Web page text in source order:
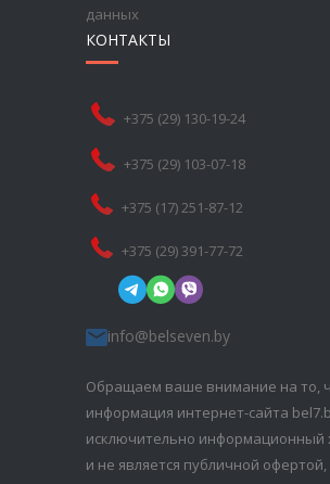
данных
КОНТАКТЫ
+375 (29) 130-19-24
+375 (29) 103-07-18
+375 (17) 251-87-12
+375 (29) 391-77-72
info@belseven.by
Обращаем ваше внимание на то,
информация интернет-сайта
исключительно информационный
и не является публичной офертой,